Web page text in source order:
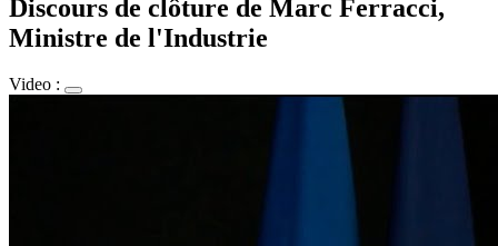
Discours de clôture de Marc Ferracci,
Ministre de l'Industrie
Video :